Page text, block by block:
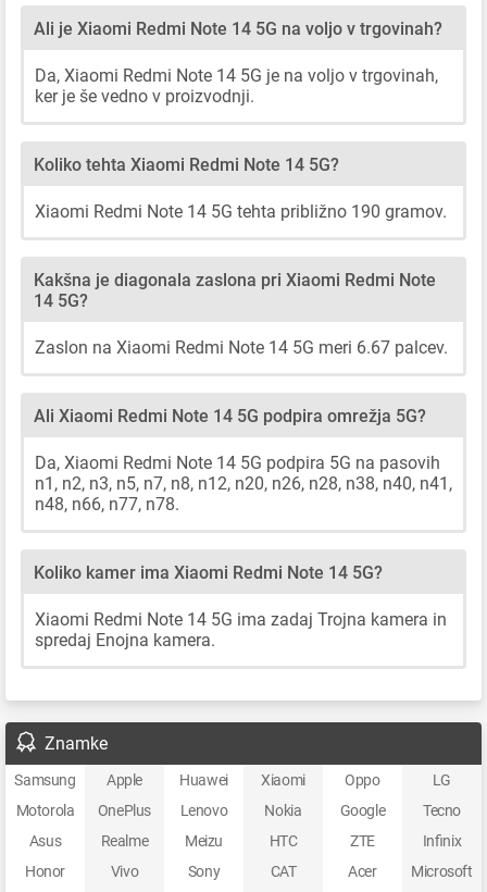
Ali je Xiaomi Redmi Note 14 5G na voljo v trgovinah?
Da, Xiaomi Redmi Note 14 5G je na voljo v trgovinah,
ker je še vedno v proizvodnji.
Koliko tehta Xiaomi Redmi Note 14 5G?
Xiaomi Redmi Note 14 5G tehta približno 190 gramov.
Kakšna je diagonala zaslona pri Xiaomi Redmi Note
14 5G?
Zaslon na Xiaomi Redmi Note 14 5G meri 6.67 palcev.
Ali Xiaomi Redmi Note 14 5G podpira omrežja 5G?
Da, Xiaomi Redmi Note 14 5G podpira 5G na pasovih
n1, n2, n3, n5, n7, n8, n12, n20, n26, n28, n38, n40, n41,
n48, n66, n77, n78.
Koliko kamer ima Xiaomi Redmi Note 14 5G?
Xiaomi Redmi Note 14 5G ima zadaj Trojna kamera in
spredaj Enojna kamera.
Znamke
Samsung Apple Huawei Xiaomi Oppo
LG
Motorola
OnePlus Lenovo Nokia Google
Tecno
Asus
Realme Meizu HTC ZTE
Infinix
Honor
Vivo Sony CAT Acer
Microsoft